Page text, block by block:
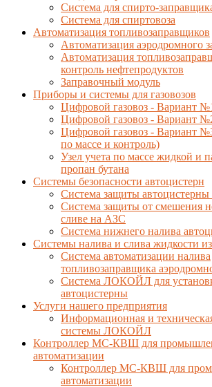
Система для спирто-
Система для спиртовоза
Автоматизация топливозаправщиков
Автоматизация аэродромного
Автоматизация
контроль нефтепродуктов
Заправочный модуль
Приборы и системы для газовозов
Цифровой газовоз - Вариант
Цифровой газовоз - Вариант
Цифровой газовоз - Вариант
по массе и контроль)
Узел учета по массе жидкой и
пропан бутана
Системы безопасности автоцистерн
Система защиты автоцистерны
Система защиты от смешения
сливе на АЗС
Система нижнего налива
Системы налива и слива жидкости
Система автоматизации налива
топливозаправщика
Система ЛОКОЙЛ для
автоцистерны
Услуги нашего предприятия
Информационная и
системы ЛОКОЙЛ
Контроллер МС-КВШ для
автоматизации
Контроллер МС-КВШ для
автоматизации